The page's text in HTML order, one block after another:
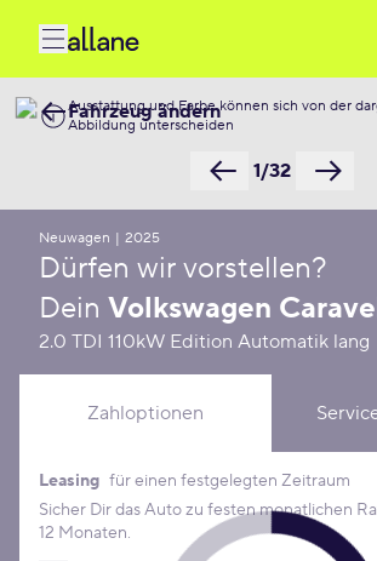
Ausstattung und Farbe können sich von der
Abbildung unterscheiden
1/32
Fahrzeug ändern
Neuwagen | 2025
Dürfen wir vorstellen?
Dein Volkswagen
2.0 TDI 110kW Edition Automatik lang
Zahloptionen
Leasing Konditionen
Leasing für einen festgelegten Zeitraum
Sicher Dir das Auto zu festen monatlichen
12 Monaten.